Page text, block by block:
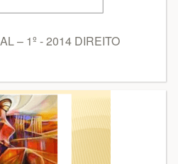
– 1º - 2014 DIREITO